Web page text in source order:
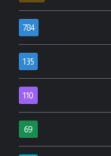
784
135
110
69